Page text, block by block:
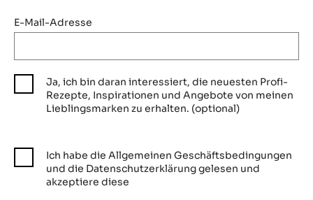
E-Mail-Adresse
Ja, ich bin daran interessiert, die neuesten Profi-
Rezepte, Inspirationen und Angebote von meinen
Lieblingsmarken zu erhalten. (optional)
Ich habe die Allgemeinen Geschäftsbedingungen
und die Datenschutzerklärung gelesen und
akzeptiere diese